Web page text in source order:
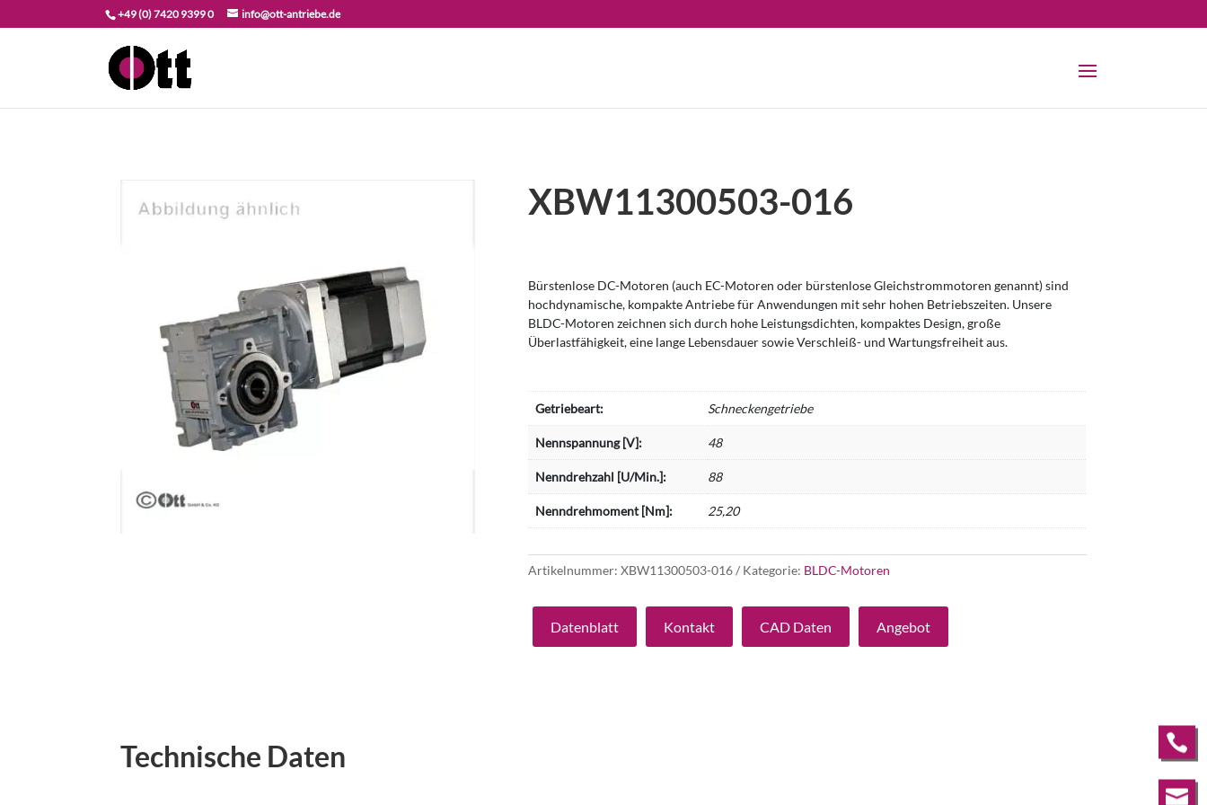
+49 (0) 7420 9399 0 info@ott-antriebe.de
XBW11300503-016
Bürstenlose DC-Motoren (auch EC-Motoren oder bürstenlose Gleichstrommotoren genannt) sind
hochdynamische, kompakte Antriebe für Anwendungen mit sehr hohen Betriebszeiten. Unsere
BLDC-Motoren zeichnen sich durch hohe Leistungsdichten, kompaktes Design, große
Überlastfähigkeit, eine lange Lebensdauer sowie Verschleiß- und Wartungsfreiheit aus.
Getriebeart: Schneckengetriebe
Nennspannung [V]: 48
Nenndrehzahl [U/Min.]: 88
Nenndrehmoment [Nm]: 25,20
Artikelnummer:XBW11300503-016 Kategorie: BLDC-Motoren
Datenblatt Kontakt CAD Daten Angebot
Technische Daten 
